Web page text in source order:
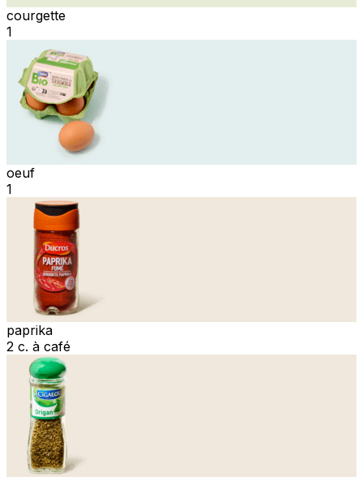
courgette
1
oeuf
1
paprika
2 c. à café